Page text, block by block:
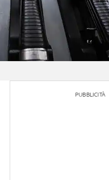
PUBBLICITÀ